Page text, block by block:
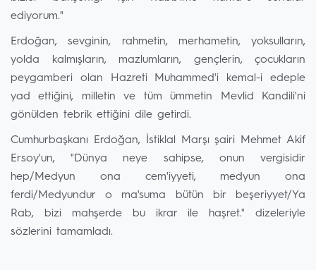
ediyorum."
Erdoğan, sevginin, rahmetin, merhametin, yoksulların,
yolda kalmışların, mazlumların, gençlerin, çocukların
peygamberi olan Hazreti Muhammed'i kemal-i edeple
yad ettiğini, milletin ve tüm ümmetin Mevlid Kandili'ni
gönülden tebrik ettiğini dile getirdi.
Cumhurbaşkanı Erdoğan, İstiklal Marşı şairi Mehmet Akif
Ersoy'un, "Dünya neye sahipse, onun vergisidir
hep/Medyun ona cem'iyyeti, medyun ona
ferdi/Medyundur o ma'suma bütün bir beşeriyyet/Ya
Rab, bizi mahşerde bu ikrar ile haşret." dizeleriyle
sözlerini tamamladı.